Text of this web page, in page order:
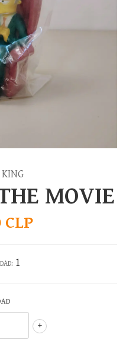
KING
MOVIE
CLP
1
+